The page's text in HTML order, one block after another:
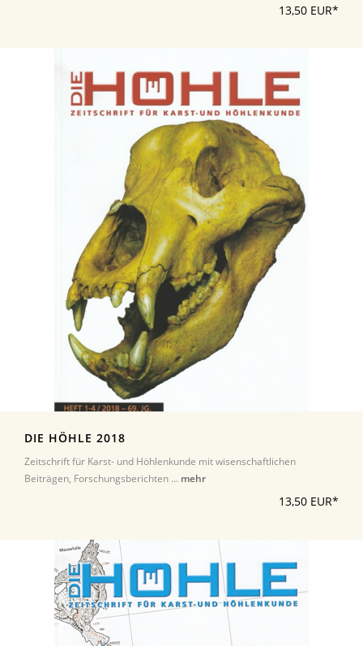
13,50 EUR*
DIE HÖHLE 2018
Zeitschrift für Karst- und Höhlenkunde mit wisenschaftlichen
Beiträgen, Forschungsberichten ... mehr
13,50 EUR*